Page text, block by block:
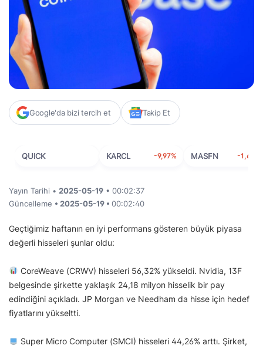
Google'da bizi tercih et Takip Et
QUICK KARCL -9,97% MASFN -1,63%
Yayın Tarihi • 2025-05-19 • 00:02:37
Güncelleme • 2025-05-19 • 00:02:40
Geçtiğimiz haftanın en iyi performans gösteren büyük piyasa
değerli hisseleri şunlar oldu:
CoreWeave (CRWV) hisseleri 56,32% yükseldi. Nvidia, 13F
belgesinde şirkette yaklaşık 24,18 milyon hisselik bir pay
edindiğini açıkladı. JP Morgan ve Needham da hisse için hedef
fiyatlarını yükseltti.
Super Micro Computer (SMCI) hisseleri 44,26% arttı. Şirket,